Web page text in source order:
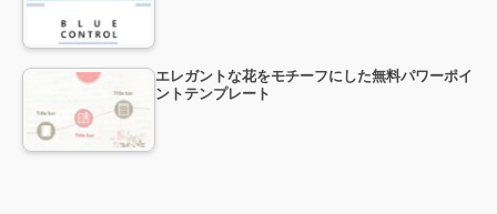
エレガントな花をモチーフにした無料パワーポイ
ントテンプレート